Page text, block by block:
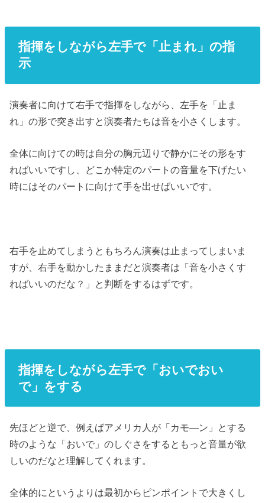
指揮をしながら左手で「止まれ」の指
示
演奏者に向けて右手で指揮をしながら、左手を「止ま
れ」の形で突き出すと演奏者たちは音を小さくします。
全体に向けての時は自分の胸元辺りで静かにその形をす
ればいいですし、どこか特定のパートの音量を下げたい
時にはそのパートに向けて手を出せばいいです。
右手を止めてしまうともちろん演奏は止まってしまいま
すが、右手を動かしたままだと演奏者は「音を小さくす
ればいいのだな？」と判断をするはずです。
指揮をしながら左手で「おいでおい
で」をする
先ほどと逆で、例えばアメリカ人が「カモ―ン」とする
時のような「おいで」のしぐさをするともっと音量が欲
しいのだなと理解してくれます。
全体的にというよりは最初からピンポイントで大きくし